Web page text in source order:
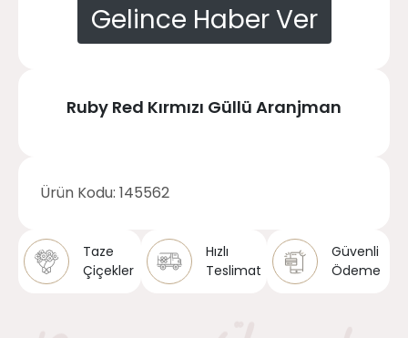
Gelince Haber Ver
Ruby Red Kırmızı Güllü Aranjman
Ürün Kodu: 145562
Taze
Çiçekler
Hızlı
Teslimat
Güvenli
Ödeme